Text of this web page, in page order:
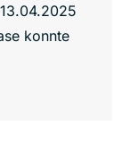
konnte